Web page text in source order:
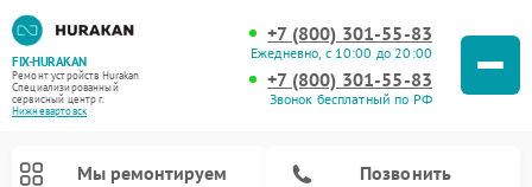
FIX-HURAKAN
Ремонт устройств Hurakan
Специализированный
cервисный центр г.
Нижневартовск
+7 (800) 301-55-83
Ежедневно, с 10:00 до 20:00
+7 (800) 301-55-83
Звонок бесплатный по РФ
Мы ремонтируем Позвонить